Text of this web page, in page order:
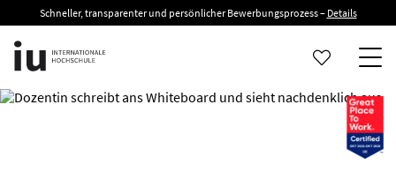
Schneller, transparenter und persönlicher Bewerbungsprozess – Details